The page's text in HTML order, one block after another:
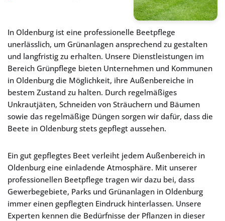
In Oldenburg ist eine professionelle Beetpflege
unerlässlich, um Grünanlagen ansprechend zu gestalten
und langfristig zu erhalten. Unsere Dienstleistungen im
Bereich Grünpflege bieten Unternehmen und Kommunen
in Oldenburg die Möglichkeit, ihre Außenbereiche in
bestem Zustand zu halten. Durch regelmäßiges
Unkrautjäten, Schneiden von Sträuchern und Bäumen
sowie das regelmäßige Düngen sorgen wir dafür, dass die
Beete in Oldenburg stets gepflegt aussehen.
Ein gut gepflegtes Beet verleiht jedem Außenbereich in
Oldenburg eine einladende Atmosphäre. Mit unserer
professionellen Beetpflege tragen wir dazu bei, dass
Gewerbegebiete, Parks und Grünanlagen in Oldenburg
immer einen gepflegten Eindruck hinterlassen. Unsere
Experten kennen die Bedürfnisse der Pflanzen in dieser